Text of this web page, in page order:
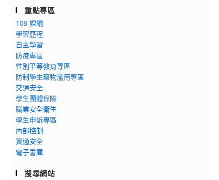
重點專區
108 課綱
學習歷程
自主學習
防疫專區
性別平等教育專區
防制學生藥物濫用專區
交通安全
學生團體保險
職業安全衛生
學生申訴專區
內部控制
資通安全
電子書庫
搜尋網站